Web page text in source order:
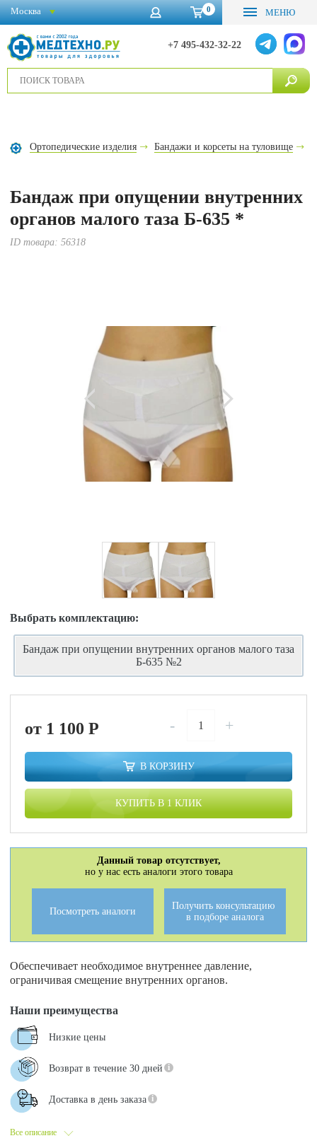
0 МЕНЮ
+7 495-432-32-22
Москва
Ортопедические изделия Бандажи и корсеты на туловище
Бандаж при опущении внутренних
органов малого таза Б-635 *
ID товара:56318
Выбрать комплектацию:
Бандаж при опущении внутренних органов малого таза
Б-635 №2
от 1 100P - +
В КОРЗИНУ
КУПИТЬ В 1 КЛИК
Данный товар отсутствует,
но у нас есть аналоги этого товара
Посмотреть аналоги
Получить консультацию
в подборе аналога
Обеспечивает необходимое внутреннее давление,
ограничивая смещение внутренних органов.
Все описание
Наши преимущества
Низкие цены
Возврат в течение 30 дней
Доставка в день заказа